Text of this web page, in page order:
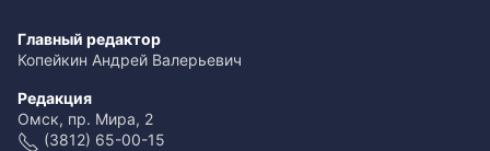
Главный редактор
Копейкин Андрей Валерьевич
Редакция
Омск, пр. Мира, 2
(3812) 65-00-15